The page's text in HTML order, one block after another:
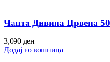
Чанта Дивина Црвена
3,090 ден
Додај во кошница